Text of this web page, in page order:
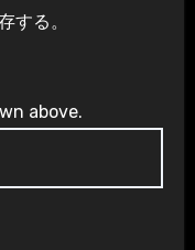
する。
above.